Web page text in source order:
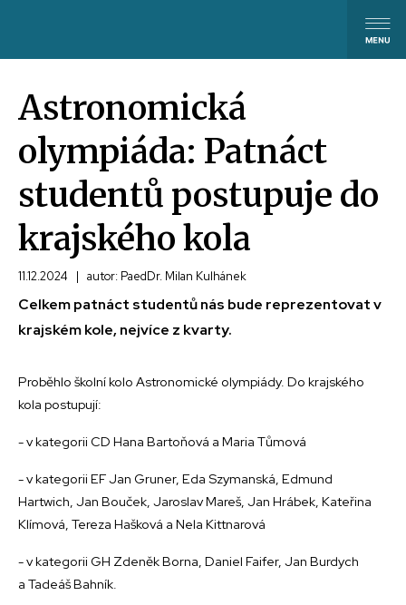
Astronomická
olympiáda: Patnáct
studentů postupuje do
krajského kola
11.12.2024 | autor: PaedDr. Milan Kulhánek
Celkem patnáct studentů nás bude reprezentovat v
krajském kole, nejvíce z kvarty.
Proběhlo školní kolo Astronomické olympiády. Do krajského
kola postupují:
- v kategorii CD Hana Bartoňová a Maria Tůmová
- v kategorii EF Jan Gruner, Eda Szymanská, Edmund
Hartwich, Jan Bouček, Jaroslav Mareš, Jan Hrábek, Kateřina
Klímová, Tereza Hašková a Nela Kittnarová
- v kategorii GH Zdeněk Borna, Daniel Faifer, Jan Burdych
a Tadeáš Bahník.